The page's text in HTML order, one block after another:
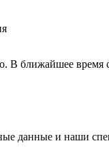
В ближайшее время
данные и наши